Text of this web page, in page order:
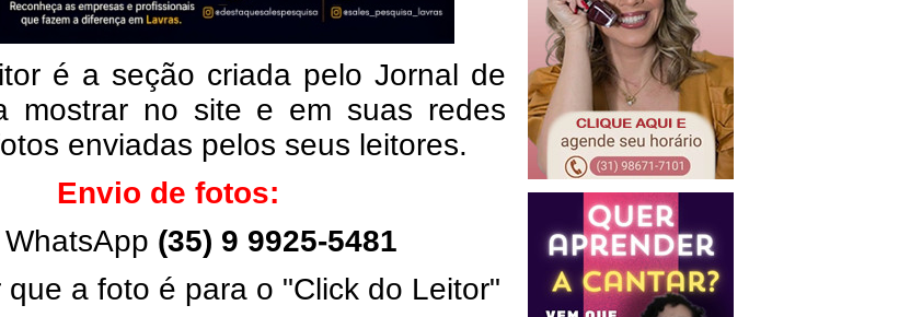
é a seção criada pelo Jornal de
mostrar no site e em suas redes
enviadas pelos seus leitores.
Envio de fotos:
(35) 9 9925-5481
que a foto é para o "Click do Leitor"